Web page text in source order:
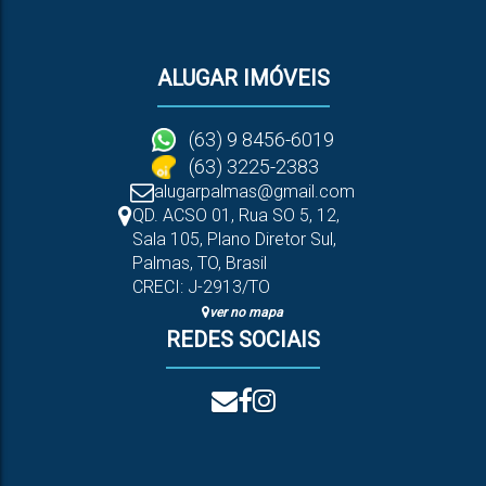
ALUGAR IMÓVEIS
(63) 9 8456-6019
(63) 3225-2383
alugarpalmas@gmail.com
QD. ACSO 01, Rua SO 5, 12,
Sala 105, Plano Diretor Sul,
Palmas, TO, Brasil
CRECI: J-2913/TO
ver no mapa
REDES SOCIAIS